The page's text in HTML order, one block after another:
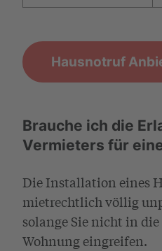
Hausnotruf
Brauche ich die
Vermieters für
Die Installation eines
mietrechtlich völlig
solange Sie nicht in
Wohnung eingreifen.